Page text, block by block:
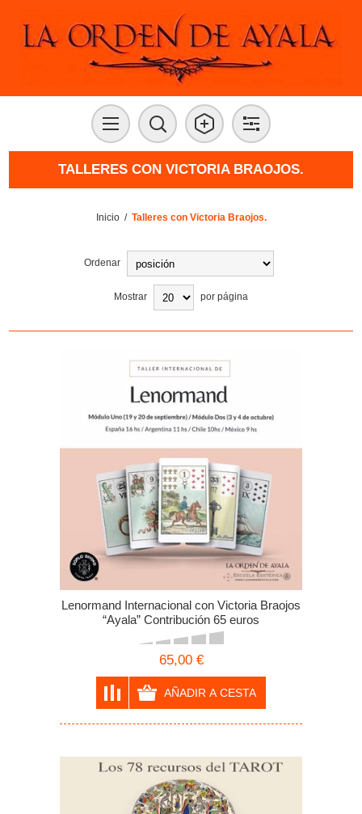
TALLERES CON VICTORIA BRAOJOS.
Inicio / Talleres con Victoria Braojos.
Ordenar
Mostrar por página
Lenormand Internacional con Victoria Braojos
“Ayala” Contribución 65 euros
65,00 €